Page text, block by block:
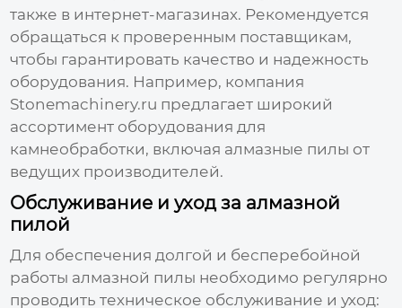
также в интернет-магазинах. Рекомендуется
обращаться к проверенным поставщикам,
чтобы гарантировать качество и надежность
оборудования. Например, компания
Stonemachinery.ru предлагает широкий
ассортимент оборудования для
камнеобработки, включая алмазные пилы от
ведущих производителей.
Обслуживание и уход за алмазной
пилой
Для обеспечения долгой и бесперебойной
работы алмазной пилы необходимо регулярно
проводить техническое обслуживание и уход: